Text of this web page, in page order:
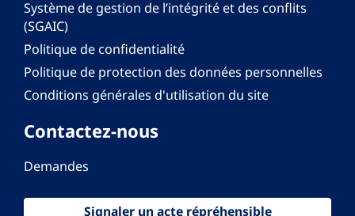
Système de gestion de l’intégrité et des conflits
(SGAIC)
Politique de confidentialité
Politique de protection des données personnelles
Conditions générales d'utilisation du site
Contactez-nous
Demandes
Signaler un acte répréhensible